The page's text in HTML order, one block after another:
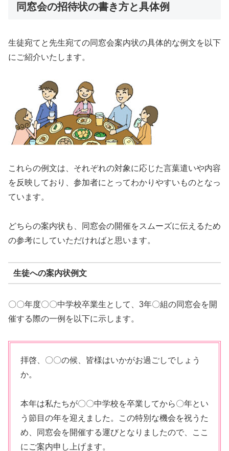
同窓会の招待状の書き方と具体例
生徒宛てと先生宛ての同窓会案内状の具体的な例文を以下
にご紹介いたします。
これらの例文は、それぞれの対象に応じた言葉遣いや内容
を反映しており、参加者にとってわかりやすいものとなっ
ています。
どちらの案内状も、同窓会の開催をスムーズに伝えるため
の参考にしていただければと思います。
生徒への案内状例文
〇〇年度〇〇中学校卒業生として、3年〇組の同窓会を開
催する際の一例を以下に示します。
拝啓、〇〇の候、皆様はいかがお過ごしでしょう
か。
本年は私たちが〇〇中学校を卒業してから〇年とい
う節目の年を迎えました。この特別な機会を祝うた
め、同窓会を開催する運びとなりましたので、ここ
にご案内申し上げます。